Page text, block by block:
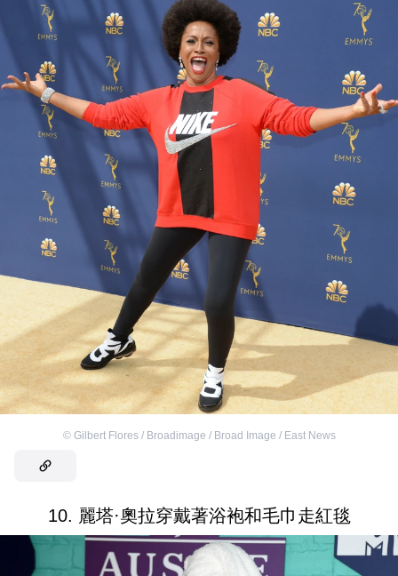
© Gilbert Flores / Broadimage / Broad Image / East News
10. 麗塔·奧拉穿戴著浴袍和毛巾走紅毯